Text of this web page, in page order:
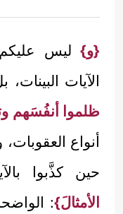
{و} ليس
الآيات البينات،
ظلموا أنفُسَهم
أنواع
حين كذَّبوا
الأمثالَ}: